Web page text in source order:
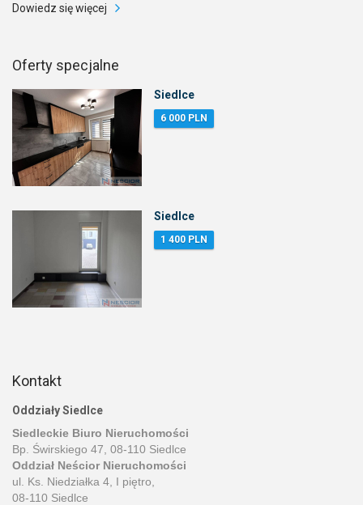
Dowiedz się więcej
Oferty specjalne
Siedlce
6 000 PLN
Siedlce
1 400 PLN
Kontakt
Oddziały Siedlce
Siedleckie Biuro Nieruchomości
Bp. Świrskiego 47, 08-110 Siedlce
Oddział Neścior Nieruchomości
ul. Ks. Niedziałka 4, I piętro,
08-110 Siedlce